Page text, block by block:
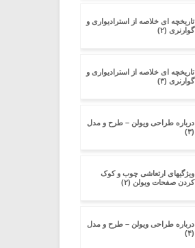
تاریخچه ای خلاصه از استرادیواری و
گوارنری (۲)
تاریخچه ای خلاصه از استرادیواری و
گوارنری (۳)
درباره طراحی ویولن – طرح و مدل
(۳)
ویژگیهای ارتعاشی چوب و کوک
کردن صفحات ویولن (۲)
درباره طراحی ویولن – طرح و مدل
(۴)